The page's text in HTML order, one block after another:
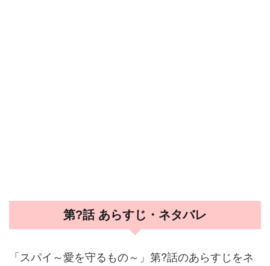
第?話 あらすじ・ネタバレ
「スパイ～愛を守るもの～」第?話のあらすじをネ